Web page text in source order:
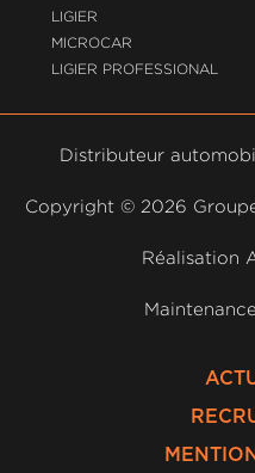
LIGIER
MICROCAR
LIGIER PROFESSIONAL
Distributeur
Copyright © 2026
Réalisation
Maintenance